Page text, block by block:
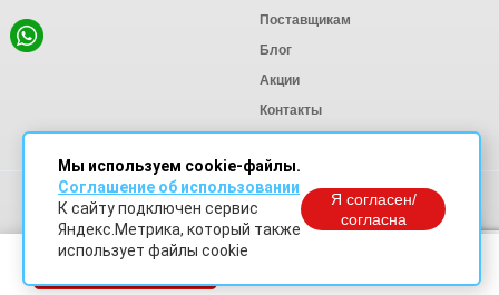
Поставщикам
Блог
Акции
Контакты
Политика конфиденциальности
Согласие на обработку персональных данных
Согласие на обработку данных Яндекс Метрика
Мы используем cookie-файлы.
Соглашение об использовании
К сайту подключен сервис
Яндекс.Метрика, который также
использует файлы cookie
Я согласен/
согласна